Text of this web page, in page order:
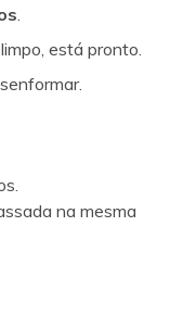
.
está pronto.
na mesma